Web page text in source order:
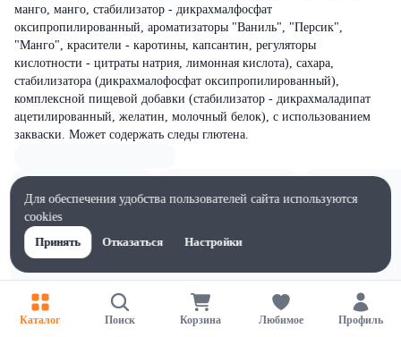
манго, манго, стабилизатор - дикрахмалфосфат
оксипропилированный, ароматизаторы "Ваниль", "Персик",
"Манго", красители - каротины, капсантин, регуляторы
кислотности - цитраты натрия, лимонная кислота), сахара,
стабилизатора (дикрахмалофосфат оксипропилированный),
комплексной пищевой добавки (стабилизатор - дикрахмаладипат
ацетилированный, желатин, молочный белок), с использованием
закваски. Может содержать следы глютена.
Каталог Поиск Корзина Любимое Профиль
Для обеспечения удобства пользователей сайта используются
cookies
Принять
Отказаться Настройки